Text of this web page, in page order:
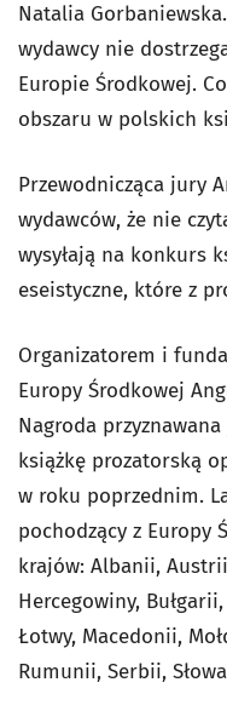
Natalia
wydawcy nie
Europie Środkowej.
obszaru w polskich
Przewodnicząca jury
wydawców, że nie
wysyłają na konkurs
eseistyczne, które z
Organizatorem i
Europy Środkowej
Nagroda
książkę prozatorską
w roku poprzednim.
pochodzący z Europy
krajów: Albanii,
Hercegowiny,
Łotwy, Macedonii,
Rumunii, Serbii,